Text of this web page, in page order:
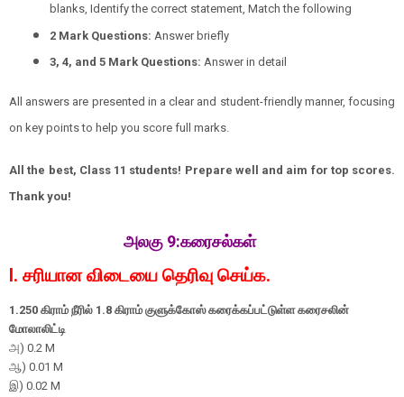
blanks, Identify the correct statement, Match the following
2 Mark Questions: Answer briefly
3, 4, and 5 Mark Questions: Answer in detail
All answers are presented in a clear and student-friendly manner, focusing
on key points to help you score full marks.
All the best, Class 11 students! Prepare well and aim for top scores.
Thank you!
அலகு 9:கரைசல்கள்
I. சரியான விடையை தெரிவு செய்க.
1.250 கிராம் நீரில் 1.8 கிராம் குளுக்கோஸ் கரைக்கப்பட்டுள்ள கரைசலின்
மோலாலிட்டி
அ) 0.2 M
ஆ) 0.01 M
இ) 0.02 M